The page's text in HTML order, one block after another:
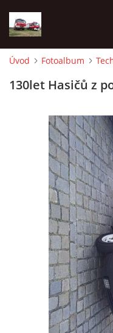
VÝCVIK JPO
PREVENCE
SYMBOLY
INFORMACE
Úvod Fotoalbum
130let Hasičů z